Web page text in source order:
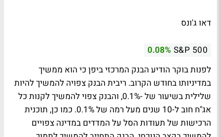
דאו ג'ונס
S&P 500
0.08%
לפנות בוקר הודיע הבנק המרכזי ביפן כי הוא ממשיך
במדיניותו בחודש הקרוב. ריבית הבנק צפויה להמשיך להיות
שלילית בשיעור של -0.1%, והבנק צפוי להמשיך לקנות כל
אג"ח חוב ל-10 שנים מעל רמה של 0.1%. כמו כן, תוכנית
הרכישות של תעודות הסל על המדדים במדינה צפויים